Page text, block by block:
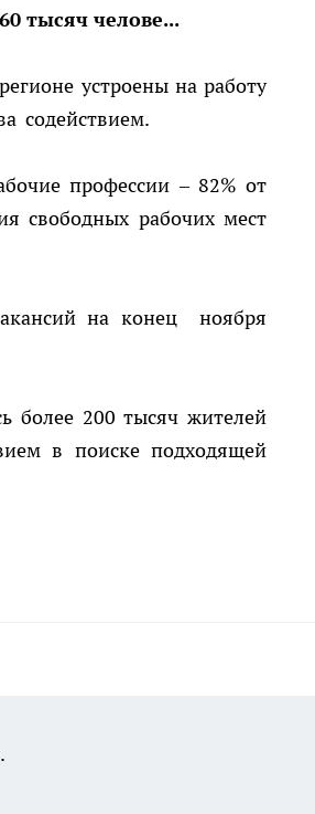
тысяч челове...
устроены на работу
содействием.
профессии – 82% от
свободных рабочих мест
на конец ноября
более 200 тысяч жителей
в поиске подходящей